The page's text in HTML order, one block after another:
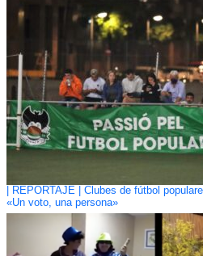
| REPORTAJE | Clubes de fútbol
«Un voto, una persona»